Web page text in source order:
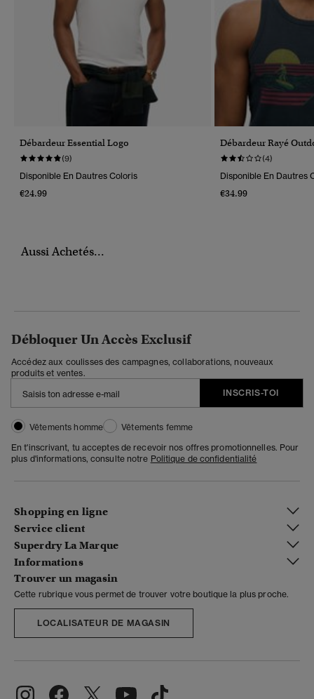
Débardeur Essential Logo
(9)
Disponible En Dautres Coloris
€24.99
Débardeur Rayé
(4)
Disponible En Dautres
€34.99
Aussi Achetés...
Débloquer Un Accès Exclusif
Accédez aux coulisses des campagnes, collaborations, nouveaux
produits et ventes.
INSCRIS-TOI
Vêtements homme
Vêtements femme
En t'inscrivant, tu acceptes de recevoir nos offres promotionnelles. Pour
plus d'informations, consulte notre Politique de confidentialité
Shopping en ligne
Service client
Superdry La Marque
Informations
Trouver un magasin
Cette rubrique vous permet de trouver votre boutique la plus proche.
LOCALISATEUR DE MAGASIN